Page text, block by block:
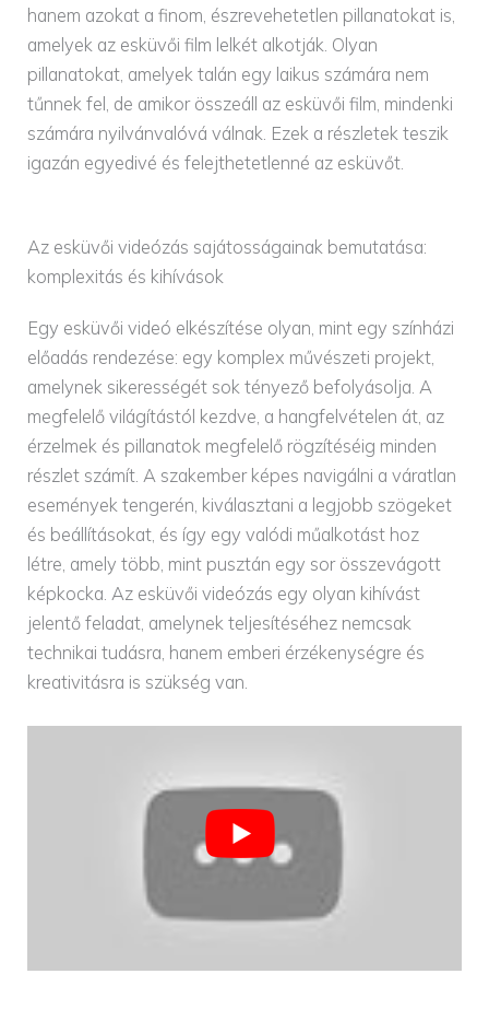
hanem azokat a finom, észrevehetetlen pillanatokat is,
amelyek az esküvői film lelkét alkotják. Olyan
pillanatokat, amelyek talán egy laikus számára nem
tűnnek fel, de amikor összeáll az esküvői film, mindenki
számára nyilvánvalóvá válnak. Ezek a részletek teszik
igazán egyedivé és felejthetetlenné az esküvőt.
Az esküvői videózás sajátosságainak bemutatása:
komplexitás és kihívások
Egy esküvői videó elkészítése olyan, mint egy színházi
előadás rendezése: egy komplex művészeti projekt,
amelynek sikerességét sok tényező befolyásolja. A
megfelelő világítástól kezdve, a hangfelvételen át, az
érzelmek és pillanatok megfelelő rögzítéséig minden
részlet számít. A szakember képes navigálni a váratlan
események tengerén, kiválasztani a legjobb szögeket
és beállításokat, és így egy valódi műalkotást hoz
létre, amely több, mint pusztán egy sor összevágott
képkocka. Az esküvői videózás egy olyan kihívást
jelentő feladat, amelynek teljesítéséhez nemcsak
technikai tudásra, hanem emberi érzékenységre és
kreativitásra is szükség van.